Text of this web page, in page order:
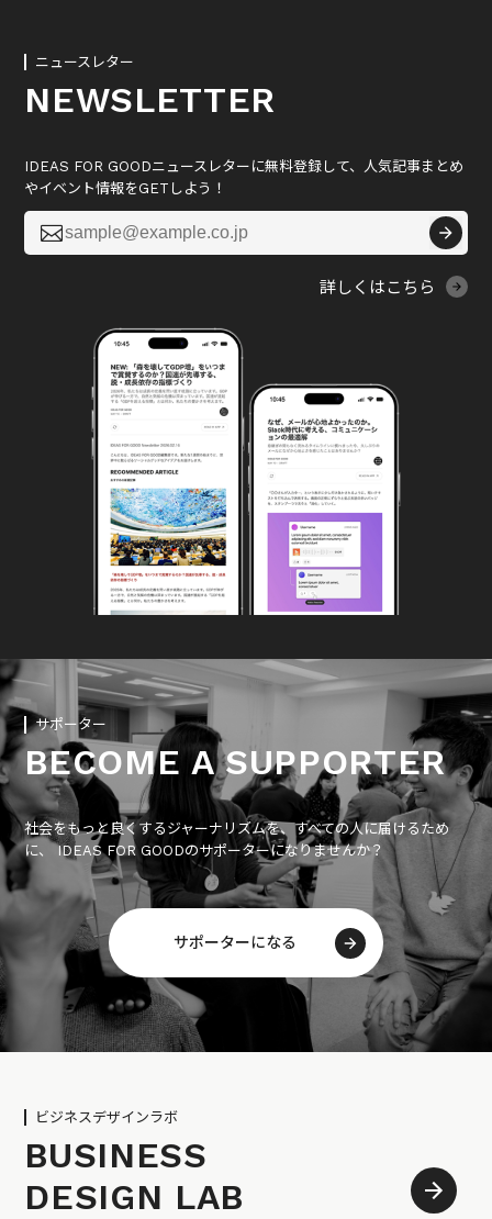
ニュースレター
NEWSLETTER
IDEAS FOR GOODニュースレターに無料登録して、人気記事まとめ
やイベント情報をGETしよう！

詳しくはこちら
サポーター
BECOME A SUPPORTER
社会をもっと良くするジャーナリズムを、すべての人に届けるため
に、 IDEAS FOR GOODのサポーターになりませんか？
サポーターになる
ビジネスデザインラボ
BUSINESS
DESIGN LAB